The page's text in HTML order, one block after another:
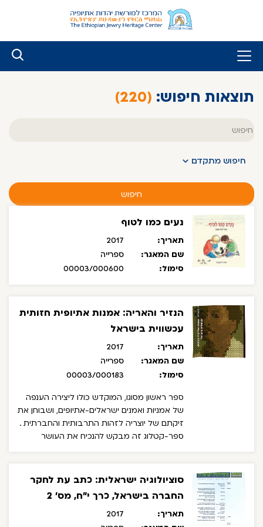
תוצאות חיפוש: (220)
חיפוש מתקדם
חיפוש
נעים כמו לטוף
תאריך:
2017
שם המאגר:
ספרייה
סימול:
00003/000600
הנזיר והאריה: אמנות אתיופית חזותית
עכשווית בישראל
תאריך:
2017
שם המאגר:
ספרייה
סימול:
00003/000183
ספר ראשון מסוגו, המוקדש כולו ליצירה הענפה
של אמניות ואמנים ישראלים-אתיופים, ושבוחן את
זיקתם של יוצריה לזהות התרבותית והחברתית .
ספר-קטלוג זה מבקש להנכיח את העושר
תיווך, על הדקויות והשוני ביניהם.
כמו הקולות
בספר מציגות שימוש בסוגי פרקטיקות ומדיה
מגוונים: צילום, ציור, ריקמה, כיור בחמר, קליעה,
סוציולוגיה ישראלית: כתב עת לחקר
החברה בישראל, כרך י"ח, מס' 2
תאריך:
2017